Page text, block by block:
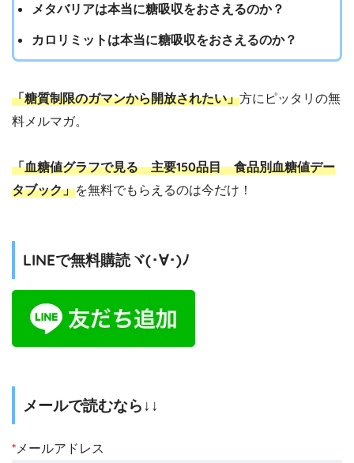
メタバリアは本当に糖吸収をおさえるのか？
カロリミットは本当に糖吸収をおさえるのか？
「糖質制限のガマンから開放されたい」方にピッタリの無
料メルマガ。
「血糖値グラフで見る 主要150品目 食品別血糖値デー
タブック」を無料でもらえるのは今だけ！
LINEで無料購読ヾ(･∀･)ﾉ
メールで読むなら↓↓
* メールアドレス